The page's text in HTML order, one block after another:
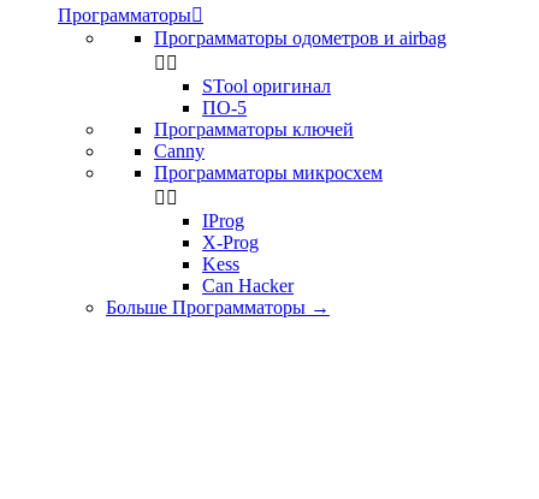
Программаторы
Программаторы одометров и airbag
 
STool оригинал
ПО-5
Программаторы ключей
Canny
Программаторы микросхем
 
IProg
X-Prog
Kess
Can Hacker
Больше Программаторы →